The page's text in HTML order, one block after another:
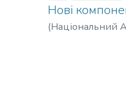
Нові
(Національний